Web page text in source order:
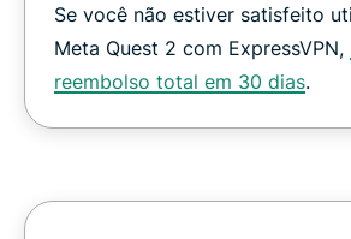
Se você não estiver satisfeito
Meta Quest 2 com ExpressVPN,
reembolso total em 30 dias.